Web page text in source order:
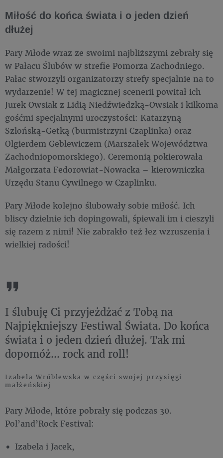
Miłość do końca świata i o jeden dzień
dłużej
Pary Młode wraz ze swoimi najbliższymi zebrały się
w Pałacu Ślubów w strefie Pomorza Zachodniego.
Pałac stworzyli organizatorzy strefy specjalnie na to
wydarzenie! W tej magicznej scenerii powitał ich
Jurek Owsiak z Lidią Niedźwiedzką-Owsiak i kilkoma
gośćmi specjalnymi uroczystości: Katarzyną
Szlońską-Getką (burmistrzyni Czaplinka) oraz
Olgierdem Geblewiczem (Marszałek Województwa
Zachodniopomorskiego). Ceremonią pokierowała
Małgorzata Fedorowiat-Nowacka – kierowniczka
Urzędu Stanu Cywilnego w Czaplinku.
Pary Młode kolejno ślubowały sobie miłość. Ich
bliscy dzielnie ich dopingowali, śpiewali im i cieszyli
się razem z nimi! Nie zabrakło też łez wzruszenia i
wielkiej radości!
I ślubuję Ci przyjeżdżać z Tobą na
Najpiękniejszy Festiwal Świata. Do końca
świata i o jeden dzień dłużej. Tak mi
dopomóż... rock and roll!
Izabela Wróblewska w części swojej przysięgi
małżeńskiej
Pary Młode, które pobrały się podczas 30.
Pol’and’Rock Festival:
Izabela i Jacek,